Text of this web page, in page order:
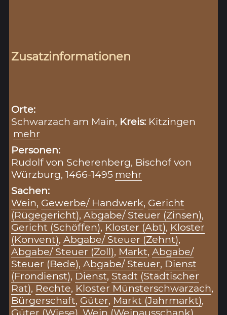
Zusatzinformationen
Orte:
Schwarzach am Main, Kreis: Kitzingen
mehr
Personen:
Rudolf von Scherenberg, Bischof von
Würzburg, 1466-1495 mehr
Sachen:
Wein, Gewerbe/ Handwerk, Gericht
(Rügegericht),Abgabe/ Steuer (Zinsen),
Gericht (Schöffen), Kloster (Abt), Kloster
(Konvent),Abgabe/ Steuer (Zehnt),
Abgabe/ Steuer (Zoll), Markt,Abgabe/
Steuer (Bede),Abgabe/ Steuer, Dienst
(Frondienst), Dienst, Stadt (Städtischer
Rat), Rechte, Kloster Münsterschwarzach,
Bürgerschaft, Güter, Markt (Jahrmarkt),